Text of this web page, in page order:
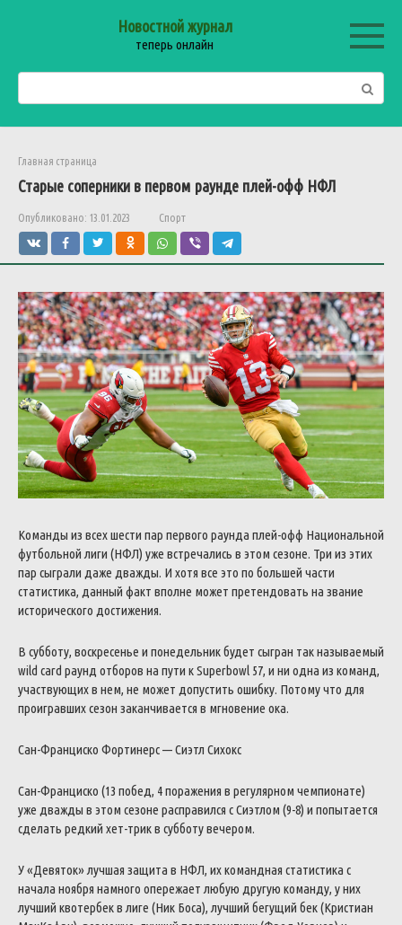
Новостной журнал
теперь онлайн
Главная страница
Старые соперники в первом раунде плей-офф НФЛ
Опубликовано: 13.01.2023 Спорт
Команды из всех шести пар первого раунда плей-офф Национальной
футбольной лиги (НФЛ) уже встречались в этом сезоне. Три из этих
пар сыграли даже дважды. И хотя все это по большей части
статистика, данный факт вполне может претендовать на звание
исторического достижения.
В субботу, воскресенье и понедельник будет сыгран так называемый
wild card раунд отборов на пути к Superbowl 57, и ни одна из команд,
участвующих в нем, не может допустить ошибку. Потому что для
проигравших сезон заканчивается в мгновение ока.
Сан-Франциско Фортинерс — Сиэтл Сихокс
Сан-Франциско (13 побед, 4 поражения в регулярном чемпионате)
уже дважды в этом сезоне расправился с Сиэтлом (9-8) и попытается
сделать редкий хет-трик в субботу вечером.
У «Девяток» лучшая защита в НФЛ, их командная статистика с
начала ноября намного опережает любую другую команду, у них
лучший квотербек в лиге (Ник Боса), лучший бегущий бек (Кристиан